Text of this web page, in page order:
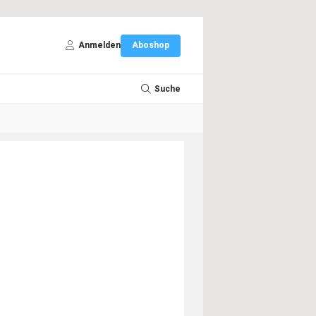
Anmelden Aboshop
Suche